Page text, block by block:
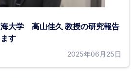
海大学 高山佳久 教授の研究報告
す
2025年06月25日